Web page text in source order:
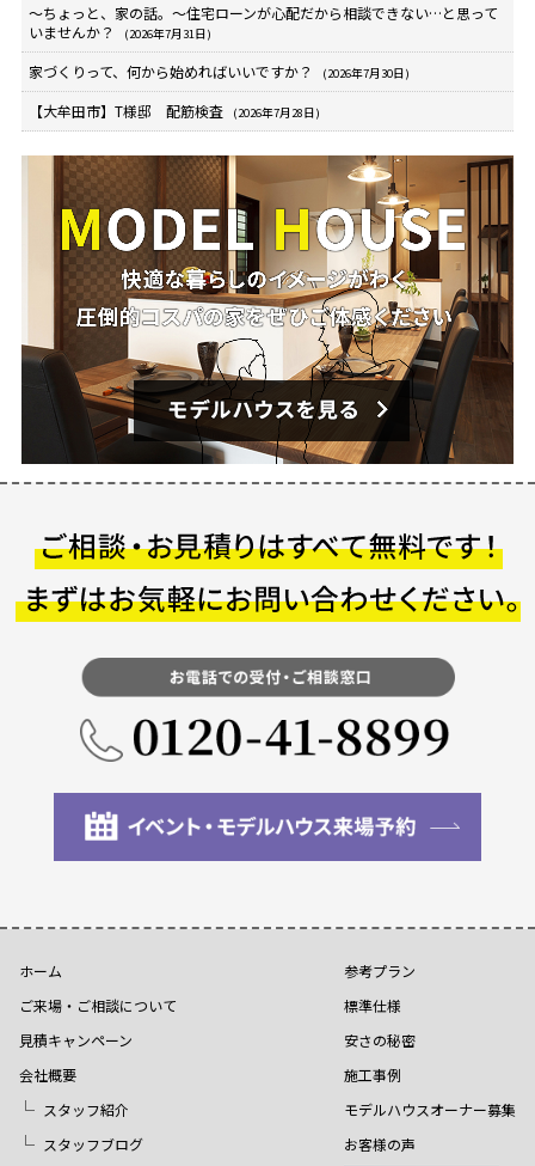
～ちょっと、家の話。～住宅ローンが心配だから相談できない…と思って
いませんか？
(2026年7月31日)
家づくりって、何から始めればいいですか？ (2026年7月30日)
【大牟田市】T様邸 配筋検査 (2026年7月28日)
ホーム
ご来場・ご相談について
見積キャンペーン
会社概要
スタッフ紹介
スタッフブログ
参考プラン
標準仕様
安さの秘密
施工事例
モデルハウスオーナー募集
お客様の声